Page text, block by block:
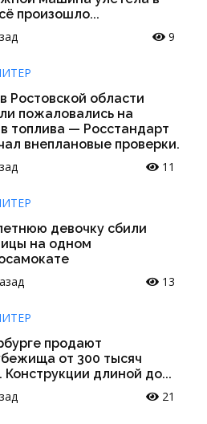
произошло...
9
Ростовской области
пожаловались на
топлива — Росстандарт
внеплановые проверки.
11
девочку сбили
на одном
13
продают
от 300 тысяч
Конструкции длиной до...
21